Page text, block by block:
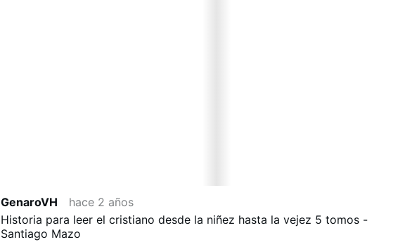
GenaroVH
hace 2 años
Historia para leer el cristiano desde la niñez hasta la vejez 5 tomos -
Santiago Mazo